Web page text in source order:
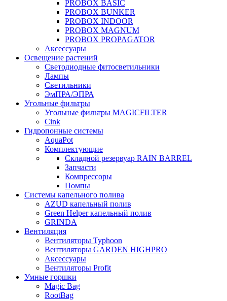
PROBOX BASIC
PROBOX BUNKER
PROBOX INDOOR
PROBOX MAGNUM
PROBOX PROPAGATOR
Аксессуары
Освещение растений
Светодиодные фитосветильники
Лампы
Светильники
ЭмПРА/ЭПРА
Угольные фильтры
Угольные фильтры MAGICFILTER
Cink
Гидропонные системы
AquaPot
Комплектующие
Складной резервуар RAIN BARREL
Запчасти
Компрессоры
Помпы
Системы капельного полива
AZUD капельный полив
Green Helper капельный полив
GRINDA
Вентиляция
Вентиляторы Typhoon
Вентиляторы GARDEN HIGHPRO
Аксессуары
Вентиляторы Profit
Умные горшки
Magic Bag
RootBag